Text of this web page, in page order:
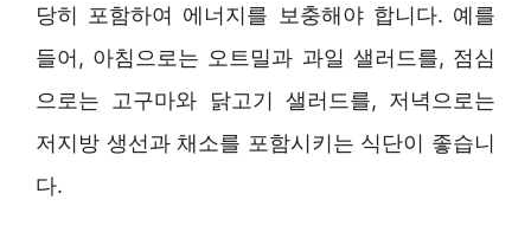
당히 포함하여 에너지를 보충해야 합니다. 예를
들어, 아침으로는 오트밀과 과일 샐러드를, 점심
으로는 고구마와 닭고기 샐러드를, 저녁으로는
저지방 생선과 채소를 포함시키는 식단이 좋습니
다.